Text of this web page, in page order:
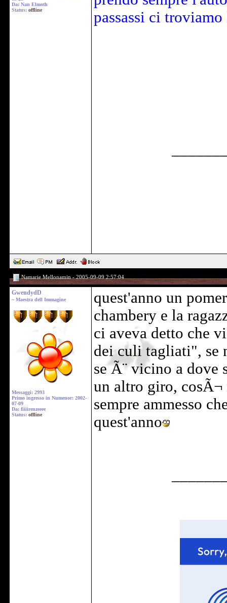
Da: Nan Elmoth
Status: offline
passassi ci
Namarie Mellonamin - 2005-09-09 2:57:04
GwendydD
~ Maestra dell Immagine
Messaggi: 2993
Primo ingresso in Numenor: 2002-
07-09
Da: fiiiirenzeeee
Status: offline
quest'anno un
chambery e la
ci aveva detto che
dei culi tagliati", se
se Ã¨ vicino a dove
un altro giro,
sempre ammesso
quest'anno